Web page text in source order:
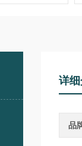
详
品